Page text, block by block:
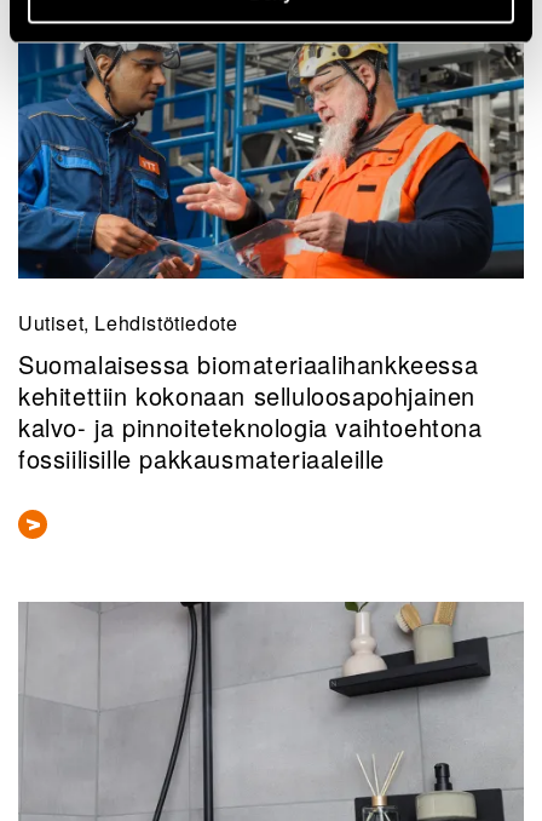
Uutiset, Lehdistötiedote
Suomalaisessa biomateriaalihankkeessa
kehitettiin kokonaan selluloosapohjainen
kalvo- ja pinnoiteteknologia vaihtoehtona
fossiilisille pakkausmateriaaleille